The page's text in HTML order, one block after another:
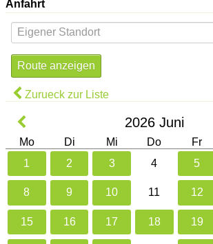
Anfahrt
Zurueck zur Liste
2026 Juni
Mo Di Mi Do Fr
1
2 3 4 5
8 9 10 11 12
15 16 17 18 19